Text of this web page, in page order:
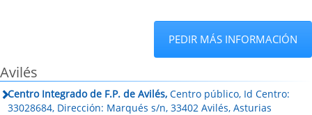
PEDIR MÁS INFORMACIÓN
Avilés
Centro Integrado de F.P. de Avilés, Centro público, Id Centro:
33028684, Dirección: Marqués s/n, 33402 Avilés, Asturias